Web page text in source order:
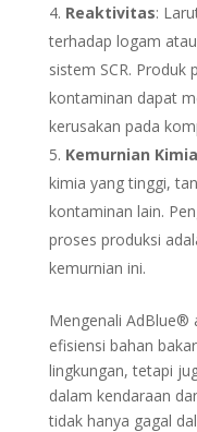
Reaktivitas:
terhadap logam
sistem SCR. Produk
kontaminan dapat
kerusakan pada
Kemurnian Kimia
kimia yang tinggi,
kontaminan lain.
proses produksi
kemurnian ini.
Mengenali AdBlue®
efisiensi bahan
lingkungan, tetapi
dalam kendaraan
tidak hanya gagal